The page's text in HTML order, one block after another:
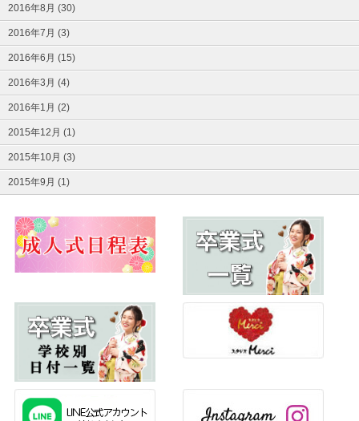
2016年8月 (30)
2016年7月 (3)
2016年6月 (15)
2016年3月 (4)
2016年1月 (2)
2015年12月 (1)
2015年10月 (3)
2015年9月 (1)